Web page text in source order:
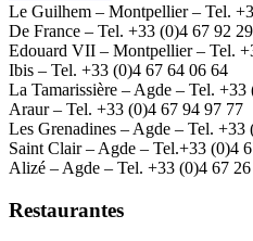
Le Guilhem – Montpellier – Tel.
De France – Tel. +33 (0)4 67 92
Edouard VII – Montpellier – Tel.
Ibis – Tel. +33 (0)4 67 64 06 64
La Tamarissière – Agde – Tel.
Araur – Tel. +33 (0)4 67 94 97 77
Les Grenadines – Agde – Tel. +33
Saint Clair – Agde – Tel.+33 (0)4
Alizé – Agde – Tel. +33 (0)4 67
Restaurantes